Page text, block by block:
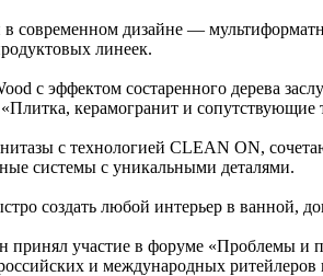
современном дизайне —
линеек.
с эффектом состаренного дерева
керамогранит и сопутствующие
с технологией CLEAN ON,
системы с уникальными деталями.
создать любой интерьер в ванной,
участие в форуме «Проблемы и
и международных ритейлеров